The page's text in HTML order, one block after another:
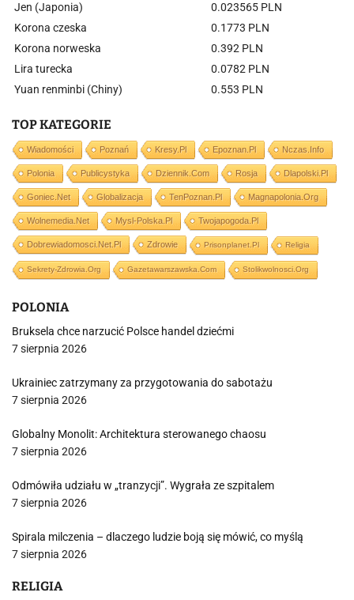
Jen (Japonia)
0.023565 PLN
Korona czeska
0.1773 PLN
Korona norweska
0.392 PLN
Lira turecka
0.0782 PLN
Yuan renminbi (Chiny)
0.553 PLN
TOP KATEGORIE
Wiadomości Poznań Kresy.pl Epoznan.pl Nczas.info
Polonia Publicystyka Dziennik.com Rosja Dlapolski.pl
Goniec.net Globalizacja TenPoznan.pl Magnapolonia.org
Wolnemedia.net Mysl-Polska.pl Twojapogoda.pl
Dobrewiadomosci.net.pl Zdrowie Prisonplanet.pl Religia
Sekrety-Zdrowia.org Gazetawarszawska.com Stolikwolnosci.org
POLONIA
Bruksela chce narzucić Polsce handel dziećmi
7 sierpnia 2026
Ukrainiec zatrzymany za przygotowania do sabotażu
7 sierpnia 2026
Globalny Monolit: Architektura sterowanego chaosu
7 sierpnia 2026
Odmówiła udziału w „tranzycji”. Wygrała ze szpitalem
7 sierpnia 2026
Spirala milczenia – dlaczego ludzie boją się mówić, co myślą
7 sierpnia 2026
RELIGIA